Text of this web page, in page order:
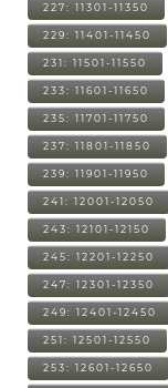
227: 11301-11350
229: 11401-11450
231: 11501-11550
233: 11601-11650
235: 11701-11750
237: 11801-11850
239: 11901-11950
241: 12001-12050
243: 12101-12150
245: 12201-12250
247: 12301-12350
249: 12401-12450
251: 12501-12550
253: 12601-12650